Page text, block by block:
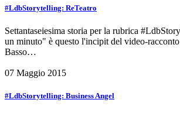
#LdbStorytelling: ReTeatro
Settantaseiesima storia per la rubrica
un minuto" è questo l'incipit del video-
Basso…
07 Maggio 2015
#LdbStorytelling: Business Angel